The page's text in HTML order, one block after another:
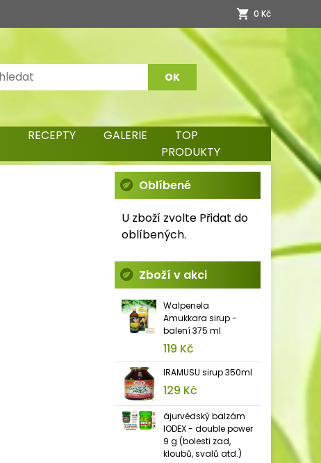
0 Kč
RECEPTY GALERIE
TOP
PRODUKTY
Oblíbené
U zboží zvolte Přidat do
oblíbených.
Zboží v akci
Walpenela
Amukkara sirup -
balení 375 ml
119 Kč
IRAMUSU sirup 350ml
129 Kč
ájurvédský balzám
IODEX - double power
9 g (bolesti zad,
kloubů, svalů atd.)